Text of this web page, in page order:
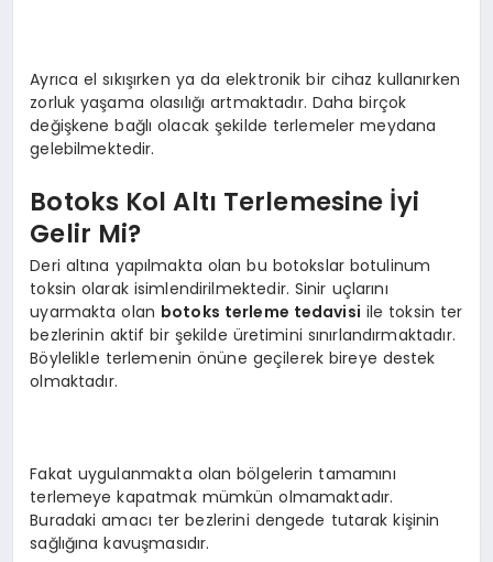
Ayrıca el sıkışırken ya da elektronik bir cihaz kullanırken
zorluk yaşama olasılığı artmaktadır. Daha birçok
değişkene bağlı olacak şekilde terlemeler meydana
gelebilmektedir.
Botoks Kol Altı Terlemesine İyi
Gelir Mi?
Deri altına yapılmakta olan bu botokslar botulinum
toksin olarak isimlendirilmektedir. Sinir uçlarını
uyarmakta olan botoks terleme tedavisi ile toksin ter
bezlerinin aktif bir şekilde üretimini sınırlandırmaktadır.
Böylelikle terlemenin önüne geçilerek bireye destek
olmaktadır.
Fakat uygulanmakta olan bölgelerin tamamını
terlemeye kapatmak mümkün olmamaktadır.
Buradaki amacı ter bezlerini dengede tutarak kişinin
sağlığına kavuşmasıdır.